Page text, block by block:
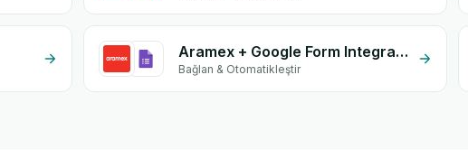
Aramex + Google Form Integration
Bağlan & Otomatikleştir